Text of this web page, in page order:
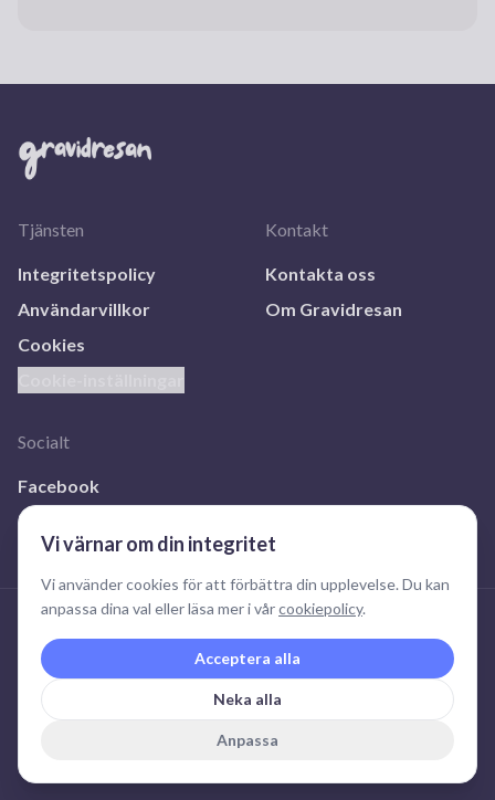
Tjänsten
Integritetspolicy
Användarvillkor
Cookies
Kontakt
Kontakta oss
Om Gravidresan
Socialt
Facebook
Instagram
Gravidresan
– Trygg graviditet
Av Knodd Vård AB (559161-6304), Östra Hamngatan 46-48,
41109 Göteborg
Vi värnar om din integritet
Vi använder cookies för att förbättra din upplevelse. Du kan
anpassa dina val eller läsa mer i vårcookiepolicy.
Acceptera alla
Neka alla
Anpassa